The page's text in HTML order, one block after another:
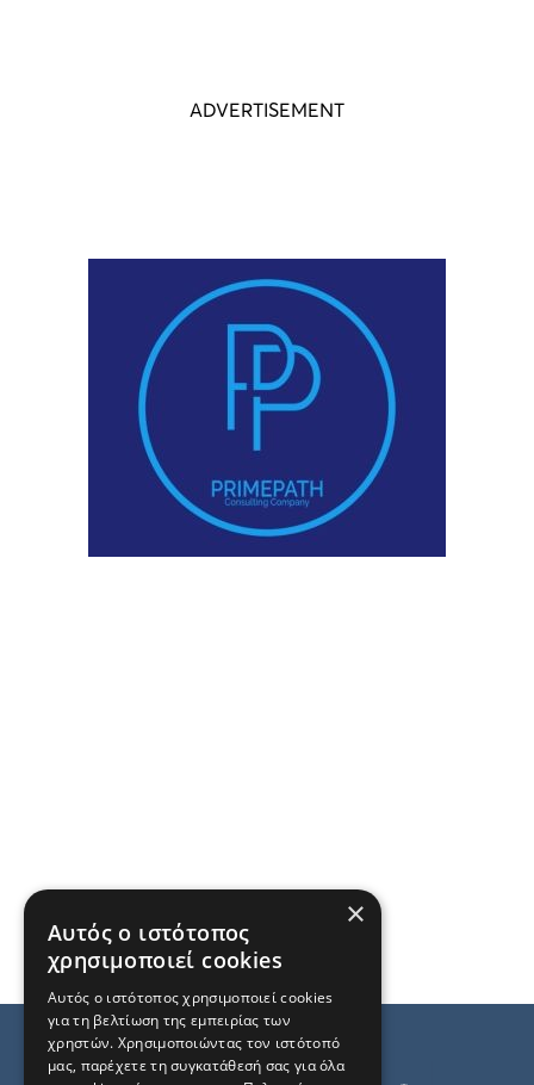
×
Αυτός ο ιστότοπος
χρησιμοποιεί cookies
Αυτός ο ιστότοπος χρησιμοποιεί cookies
για τη βελτίωση της εμπειρίας των
χρηστών. Χρησιμοποιώντας τον ιστότοπό
μας, παρέχετε τη συγκατάθεσή σας για όλα